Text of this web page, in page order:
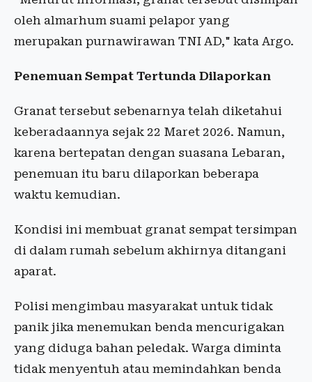
oleh almarhum suami pelapor yang
merupakan purnawirawan TNI AD," kata Argo.
Penemuan Sempat Tertunda Dilaporkan
Granat tersebut sebenarnya telah diketahui
keberadaannya sejak 22 Maret 2026. Namun,
karena bertepatan dengan suasana Lebaran,
penemuan itu baru dilaporkan beberapa
waktu kemudian.
Kondisi ini membuat granat sempat tersimpan
di dalam rumah sebelum akhirnya ditangani
aparat.
Polisi mengimbau masyarakat untuk tidak
panik jika menemukan benda mencurigakan
yang diduga bahan peledak. Warga diminta
tidak menyentuh atau memindahkan benda